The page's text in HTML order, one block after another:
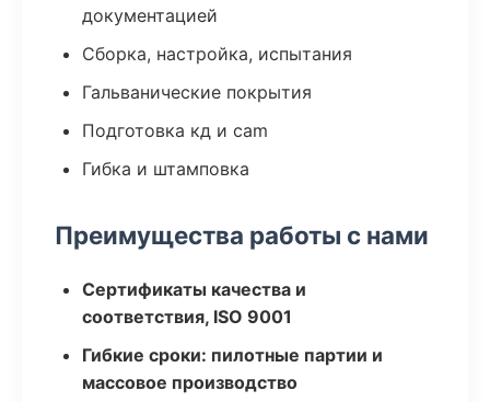
документацией
Сборка, настройка, испытания
Гальванические покрытия
Подготовка кд и cam
Гибка и штамповка
Преимущества работы с нами
Сертификаты качества и
соответствия, ISO 9001
Гибкие сроки: пилотные партии и
массовое производство